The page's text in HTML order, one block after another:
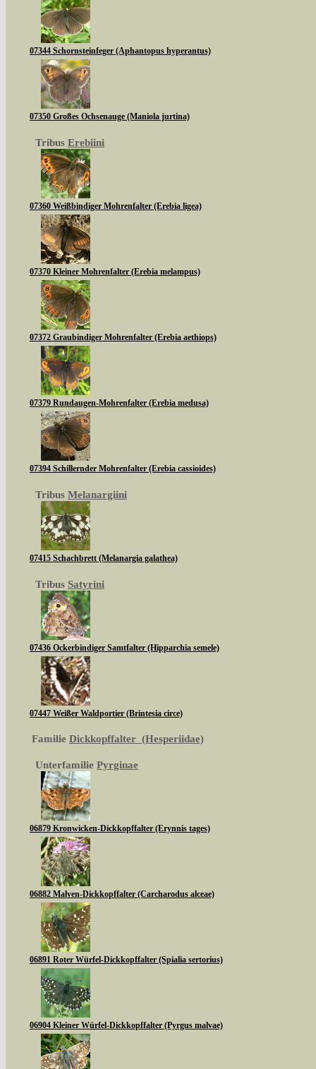
07344 Schornsteinfeger (Aphantopus hyperantus)
07350 Großes Ochsenauge (Maniola jurtina)
Tribus Erebiini
07360 Weißbindiger Mohrenfalter (Erebia ligea)
07370 Kleiner Mohrenfalter (Erebia melampus)
07372 Graubindiger Mohrenfalter (Erebia aethiops)
07379 Rundaugen-Mohrenfalter (Erebia medusa)
07394 Schillernder Mohrenfalter (Erebia cassioides)
Tribus Melanargiini
07415 Schachbrett (Melanargia galathea)
Tribus Satyrini
07436 Ockerbindiger Samtfalter (Hipparchia semele)
07447 Weißer Waldportier (Brintesia circe)
Familie Dickkopffalter (Hesperiidae)
Unterfamilie Pyrginae
06879 Kronwicken-Dickkopffalter (Erynnis tages)
06882 Malven-Dickkopffalter (Carcharodus alceae)
06891 Roter Würfel-Dickkopffalter (Spialia sertorius)
06904 Kleiner Würfel-Dickkopffalter (Pyrgus malvae)